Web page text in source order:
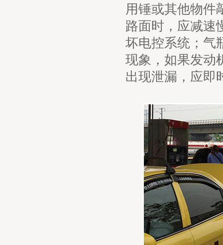
用锤或其他物件
路面时，应减速
坏电控系统；气
现象，如果发动
出现泄漏，应即